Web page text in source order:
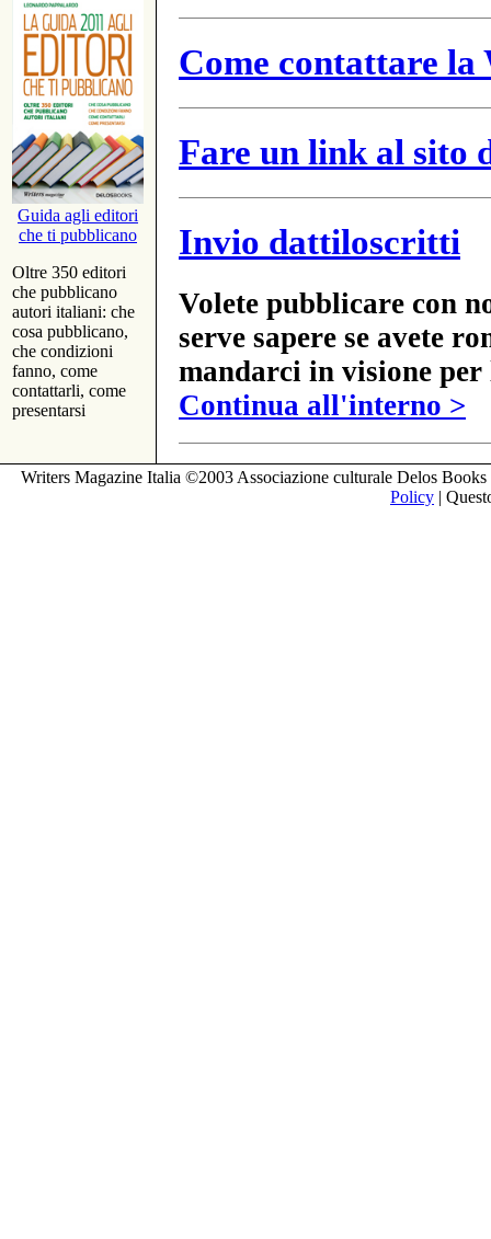
Guida agli editori
che ti pubblicano
Oltre 350 editori
che pubblicano
autori italiani: che
cosa pubblicano,
che condizioni
fanno, come
contattarli, come
presentarsi
Come contattare
Fare un link al sito
Invio dattiloscritti
Volete pubblicare con
serve sapere se avete
mandarci in visione
Continua all'interno >
Writers Magazine Italia ©2003 Associazione culturale Delos
Policy |